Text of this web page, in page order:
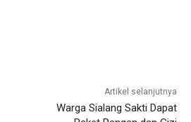
Artikel selanjutnya
Warga Sialang Sakti Dapat